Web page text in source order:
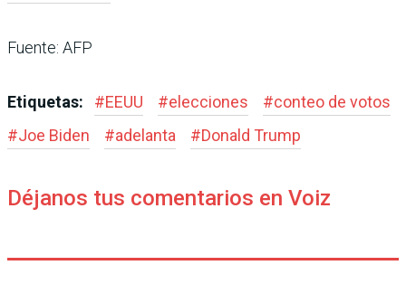
Fuente: AFP
Etiquetas: #EEUU #elecciones #conteo de votos
#Joe Biden #adelanta #Donald Trump
Déjanos tus comentarios en Voiz